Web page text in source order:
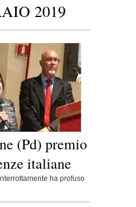
2019
(Pd) premio
italiane
ha profuso